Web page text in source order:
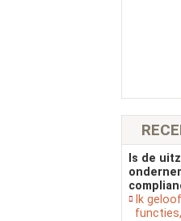
Is de
Ik